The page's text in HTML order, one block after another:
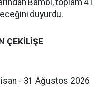
Bambi, toplam 41
duyurdu.
ÇEKİLİŞE
- 31 Ağustos 2026